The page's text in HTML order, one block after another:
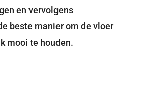
en vervolgens
beste manier om de vloer
mooi te houden.